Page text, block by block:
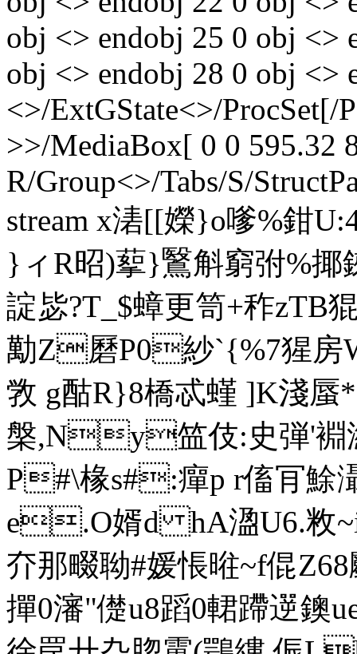
obj <> endobj 25 0 obj <>
obj <> endobj 28 0 obj <>
<>/ExtGState<>/ProcSet[/
>>/MediaBox[ 0 0 595.32
R/Group<>/Tabs/S/
stream x湱[[嬫}o嗲%鉗
}ィR昭)蒘}鷖斛窮弣%
諚毖?T_$蟑更笥+秨
勱Z磿Ρ0紗`{%7猩
敩 g酤R}8橋忒螼 ]K淺蜃
槃,Ny笽伎:史弾'裫濰
P#\椽s#:癉p r傗肎鮽
e.O婿d hA溋U6.敉
夰那畷聈#媛悵暀~f倱
撣0瀋"儊u8蹈0輑蹛遻鐭